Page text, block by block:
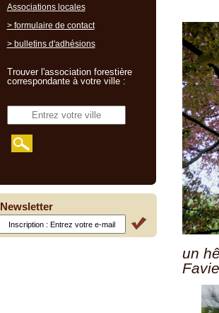
un
Associations locales
> formulaire de contact
> bulletins d'adhésions
Trouver l'association forestière
correspondante à votre ville :
Newsletter